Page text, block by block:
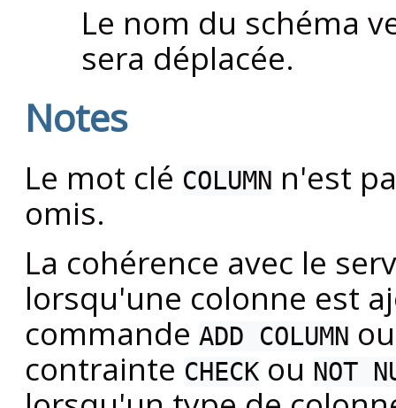
Le nom du schéma
sera déplacée.
Notes
Le mot clé COLUMN n'est
omis.
La cohérence avec le
lorsqu'une colonne est
commande ADD COLUMN
contrainte CHECK ou NOT